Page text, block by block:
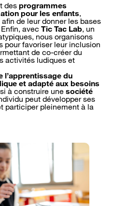
desprogrammes
pour les enfants,
afin de leur donner les bases
avec Tic Tac Lab, un
nous organisons
pour favoriser leur inclusion
de co-créer du
activités ludiques et
l’apprentissage du
et adapté aux besoins
à construire une société
peut développer ses
participer pleinement à la